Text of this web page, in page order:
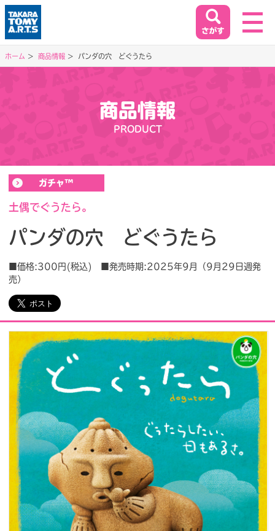
イベント&キャンペーン
EVENT&CAMPAIGN
お客様相談室
会社情報
プレスリリース よくあるご質問
閉じる
閉じる
ホーム 商品情報 パンダの穴 どぐうたら
商品情報
PRODUCT
ガチャ™
土偶でぐうたら。
パンダの穴 どぐうたら
■価格:300円(税込) ■発売時期:2025年9月（9月29日週発
売）